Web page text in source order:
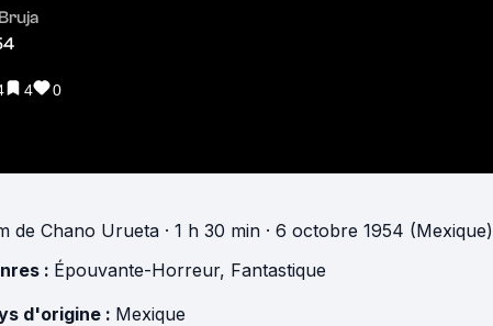
4 0
de Chano Urueta · 1 h 30 min · 6 octobre 1954 (Mexique)
: Épouvante-Horreur, Fantastique
d'origine : Mexique